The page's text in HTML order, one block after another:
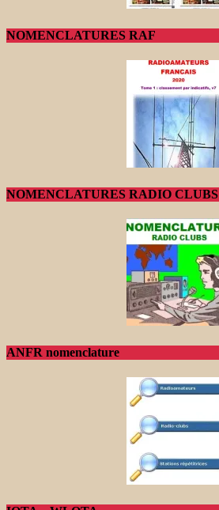
NOMENCLATURES RAF
NOMENCLATURES RADIO CLUBS
ANFR nomenclature